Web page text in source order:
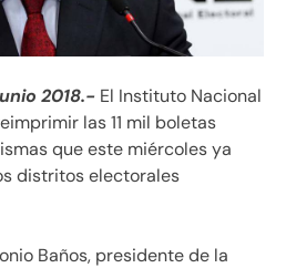
2018.- El Instituto Nacional
las 11 mil boletas
que este miércoles ya
distritos electorales
Baños, presidente de la